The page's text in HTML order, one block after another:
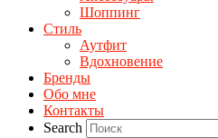
Шоппинг
Стиль
Аутфит
Вдохновение
Бренды
Обо мне
Контакты
Search